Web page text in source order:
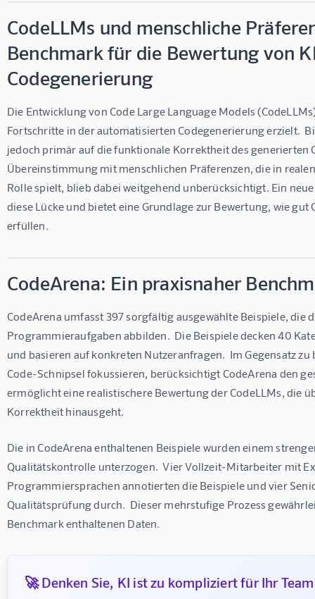
CodeLLMs und menschliche
Benchmark für die Bewertung von
Codegenerierung
Die Entwicklung von Code Large Language Models
Fortschritte in der automatisierten Codegenerierung erzielt.
jedoch primär auf die funktionale Korrektheit des generierten
Übereinstimmung mit menschlichen Präferenzen, die in
Rolle spielt, blieb dabei weitgehend unberücksichtigt. Ein
diese Lücke und bietet eine Grundlage zur Bewertung, wie
erfüllen.
CodeArena: Ein praxisnaher
CodeArena umfasst 397 sorgfältig ausgewählte Beispiele,
Programmieraufgaben abbilden.  Die Beispiele decken 40
und basieren auf konkreten Nutzeranfragen.  Im Gegensatz
Code-Schnipsel fokussieren, berücksichtigt CodeArena den
ermöglicht eine realistischere Bewertung der CodeLLMs, die
Korrektheit hinausgeht.
Die in CodeArena enthaltenen Beispiele wurden einem
Qualitätskontrolle unterzogen.  Vier Vollzeit-Mitarbeiter mit
Programmiersprachen annotierten die Beispiele und vier
Qualitätsprüfung durch.  Dieser mehrstufige Prozess
Benchmark enthaltenen Daten.
🚀 Denken Sie, KI ist zu kompliziert für Ihr